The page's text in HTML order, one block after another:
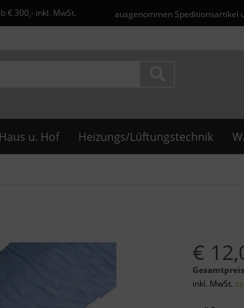
€ 300,- inkl. MwSt. ausgenommen Speditionsartikel
Haus u. Hof Heizungs/Lüftungstechnik
€
inkl. MwSt.